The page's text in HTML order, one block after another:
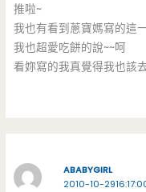
推啦~
我也有看到蔥寶媽寫的這
我也超愛吃餅的說~~呵
看妳寫的我真覺得我也該
ABABYGIRL
2010-10-